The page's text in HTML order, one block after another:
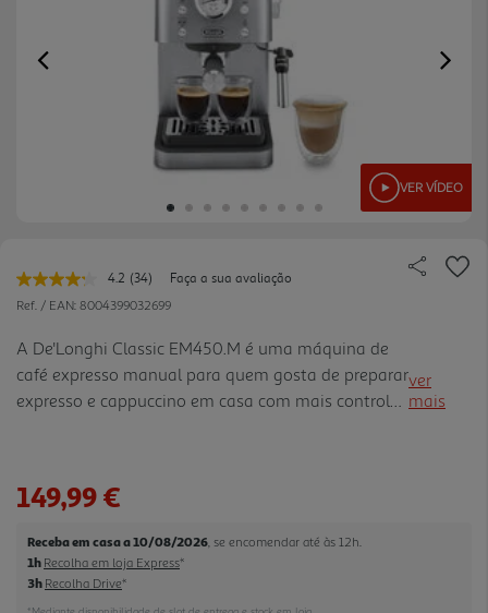
Previous
VER VÍDEO
4.2 Leu
34
Link
para
a
mesma
página.
(34)
Faça a sua avaliação
Ref. / EAN: 8004399032699
A De'Longhi Classic EM450.M é uma máquina de
café expresso manual para quem gosta de preparar
expresso e cappuccino em casa com mais controlo,
manter a temperatura estável durante a extração.
preparação, enquanto a personalização do
comprimento do café permite adaptar cada
ver
mais
149,99 €
Receba em casa a 10/08/2026 , se encomendar até às 12h.
1h Recolha em loja Express*
3h Recolha Drive*